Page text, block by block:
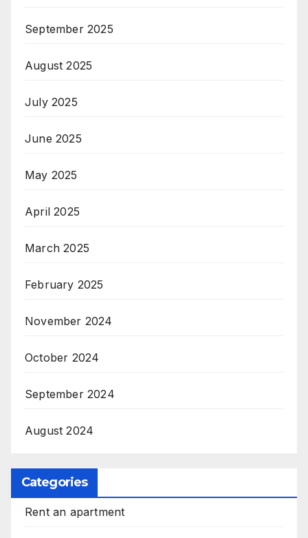
September 2025
August 2025
July 2025
June 2025
May 2025
April 2025
March 2025
February 2025
November 2024
October 2024
September 2024
August 2024
Categories
Rent an apartment